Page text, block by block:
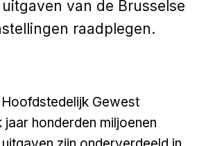
van de Brusselse
raadplegen.
Gewest
honderden miljoenen